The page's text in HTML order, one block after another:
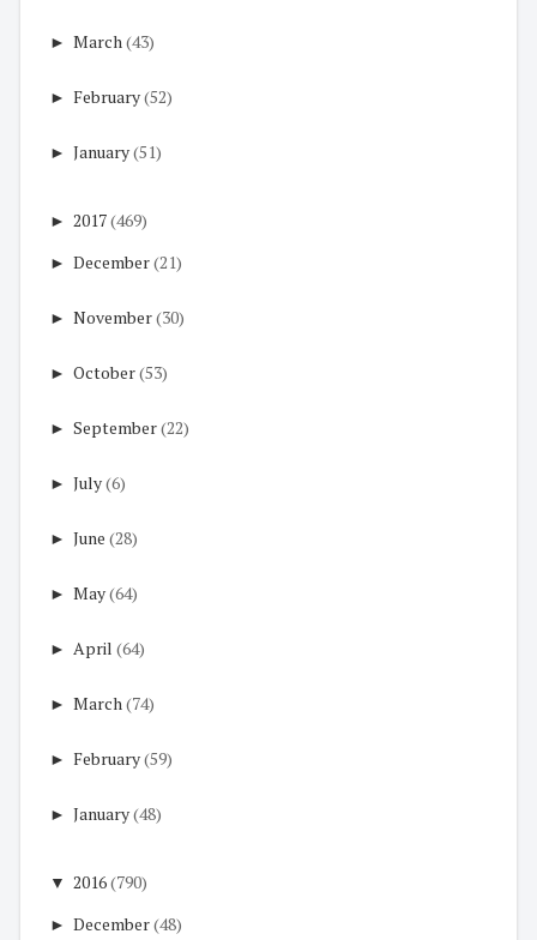
► March(43)
► February(52)
► January(51)
► 2017(469)
► December(21)
► November(30)
► October(53)
► September(22)
► July(6)
► June (28)
► May(64)
► April (64)
► March(74)
► February(59)
► January(48)
▼ 2016(790)
► December(48)